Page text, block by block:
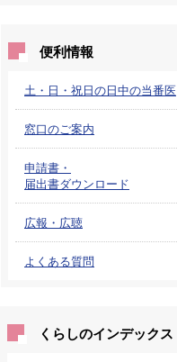
便利情報
土・日・祝日の日中の当番医
窓口のご案内
申請書・
届出書ダウンロード
広報・広聴
よくある質問
くらしのインデックス